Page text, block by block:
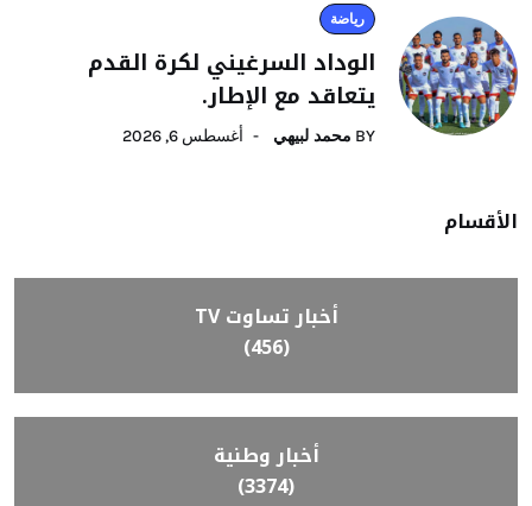
رياضة
الوداد السرغيني لكرة القدم
يتعاقد مع الإطار.
BY محمد لبيهي أغسطس 6, 2026
الأقسام
أخبار تساوت TV
(456)
أخبار وطنية
(3374)